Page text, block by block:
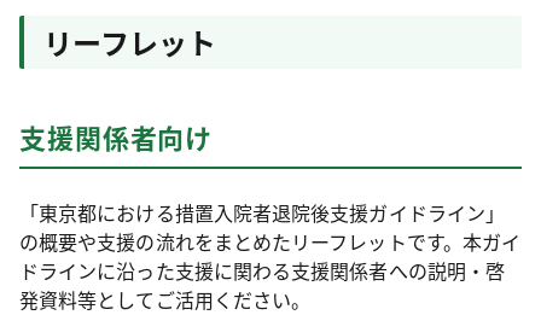
リーフレット
支援関係者向け
「東京都における措置入院者退院後支援ガイドライン」
の概要や支援の流れをまとめたリーフレットです。本ガイ
ドラインに沿った支援に関わる支援関係者への説明・啓
発資料等としてご活用ください。